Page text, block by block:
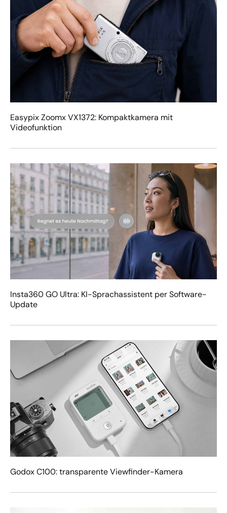
Easypix Zoomx VX1372: Kompaktkamera mit
Videofunktion
Insta360 GO Ultra: KI-Sprachassistent per Software-
Update
Godox C100: transparente Viewfinder-Kamera